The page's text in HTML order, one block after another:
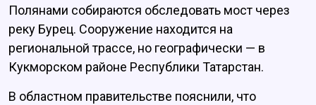
Полянами собираются обследовать мост через
реку Бурец. Сооружение находится на
региональной трассе, но географически — в
Кукморском районе Республики Татарстан.
В областном правительстве пояснили, что